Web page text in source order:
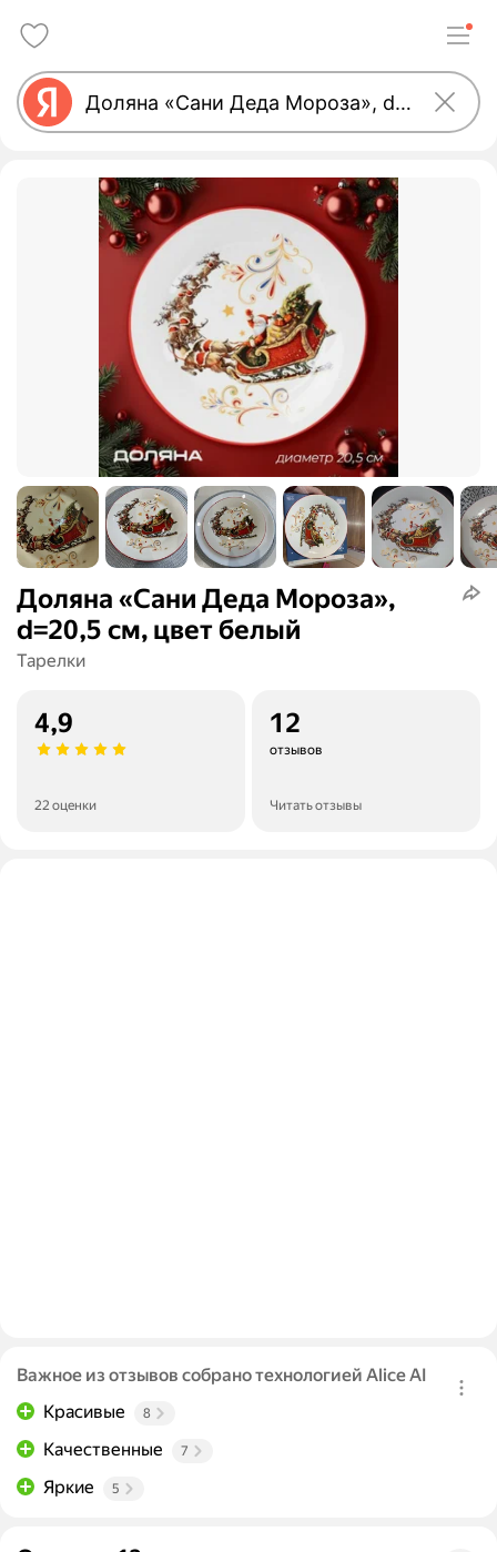
Доляна «Сани Деда Мороза»,
d=20,5 см, цвет белый
Тарелки
4,9
22 оценки
12
отзывов
Читать отзывы
Важное из отзывов собрано технологией Alice AI
Красивые
8
Качественные 7
Яркие 5